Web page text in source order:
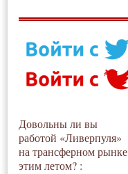
Довольны ли вы
работой «Ливерпуля»
на трансферном рынке
этим летом? :